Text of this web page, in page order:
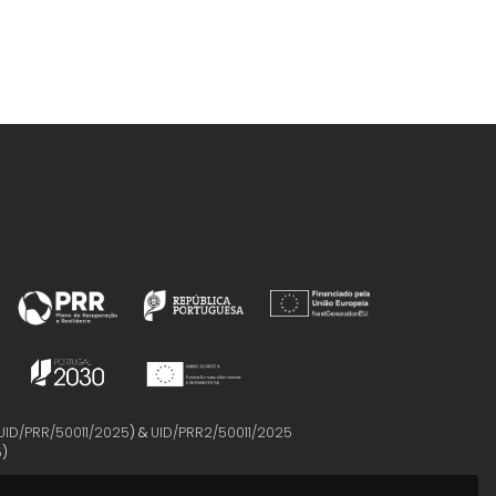
PRR/50011/2025) & UID/PRR2/50011/2025
)